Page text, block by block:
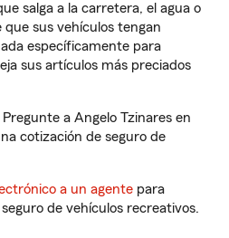
salga a la carretera, el agua o
que sus vehículos tengan
específicamente para
sus artículos más preciados
a Angelo Tzinares en
cotización de seguro de
a un agente para
de vehículos recreativos.